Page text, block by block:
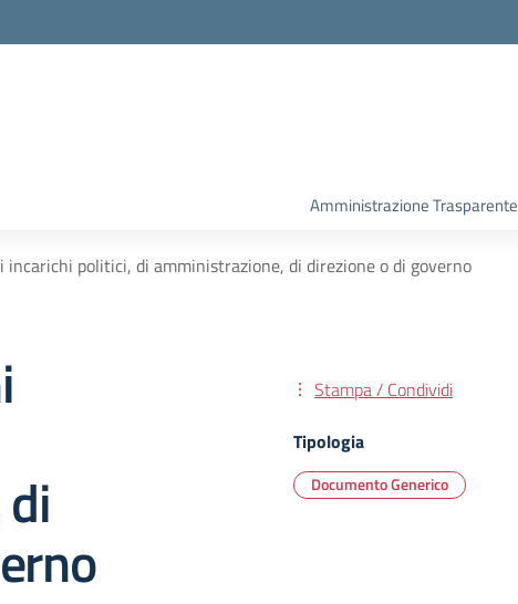
Amministrazione Trasparente
incarichi politici, di amministrazione, di direzione o di governo
Stampa / Condividi
Tipologia
Documento Generico